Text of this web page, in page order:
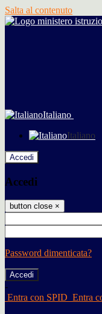
Salta al contenuto
Italiano
Italiano
Accedi
Accedi
button close ×
Password dimenticata?
-
Entra con SPID Entra